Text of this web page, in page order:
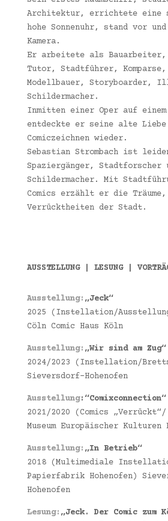
Architektur, errichtete eine
hohe Sonnenuhr, stand vor
Kamera.
Er arbeitete als
Tutor, Stadtführer, Komparse,
Modellbauer, Storyboarder,
Schildermacher.
Inmitten einer Oper auf einem
entdeckte er seine alte Liebe
Comiczeichnen wieder.
Sebastian Strombach ist
Spaziergänger, Stadtforscher
Schildermacher. Mit
Comics erzählt er die
Verrücktheiten der Stadt.
AUSSTELLUNG | LESUNG |
Ausstellung: „Jeck“
2025 (Instellation/
Cöln Comic Haus Köln
Ausstellung: „Wir sind am Zug“
2024/2023 (Instellation/
Sieversdorf-Hohenofen
Ausstellung:“Comixconnection“
2021/2020 (Comics
Museum Europäischer
Ausstellung: „In Betrieb“
2018 (Multimediale
Papierfabrik Hohenofen)
Hohenofen
Lesung: „Jeck. Der Comic zum